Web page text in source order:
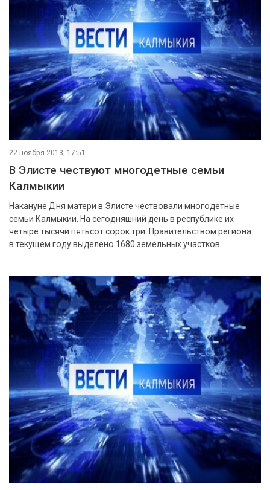
22 ноября 2013, 17:51
В Элисте чествуют многодетные семьи
Калмыкии
Накануне Дня матери в Элисте чествовали многодетные
семьи Калмыкии. На сегодняшний день в республике их
четыре тысячи пятьсот сорок три. Правительством региона
в текущем году выделено 1680 земельных участков.